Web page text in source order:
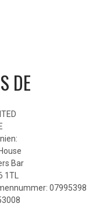
DE
Bar
07995398